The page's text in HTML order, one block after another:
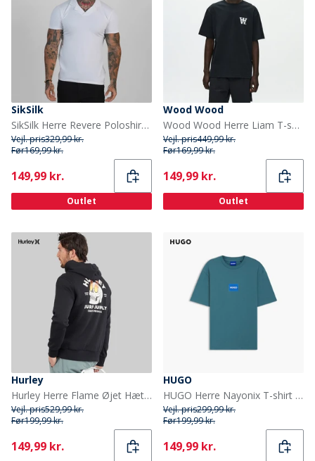
SikSilk
SikSilk Herre Revere Poloshirt Hvid
Vejl. pris329,99 kr.
Før169,99 kr.
Current
149,99 kr.
Outlet
Wood Wood
Wood Wood Herre Liam T-shirt Black With White
Vejl. pris449,99 kr.
Før169,99 kr.
Current
149,99 kr.
Outlet
Hurley
Hurley Herre Flame Øjet Hættetrøje Sort
Vejl. pris529,99 kr.
Før199,99 kr.
Current
149,99 kr.
HUGO
HUGO Herre Nayonix T-shirt Turquoise/Aqua
Vejl. pris299,99 kr.
Før199,99 kr.
Current
149,99 kr.